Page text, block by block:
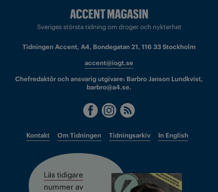
Sveriges största tidning om droger och nykterhet
Tidningen Accent, A4, Bondegatan 21, 116 33 Stockholm
accent@iogt.se
Chefredaktör och ansvarig utgivare: Barbro Janson Lundkvist,
barbro@a4.se.
Kontakt Om Tidningen Tidningsarkiv In English
Läs tidigare
nummer av